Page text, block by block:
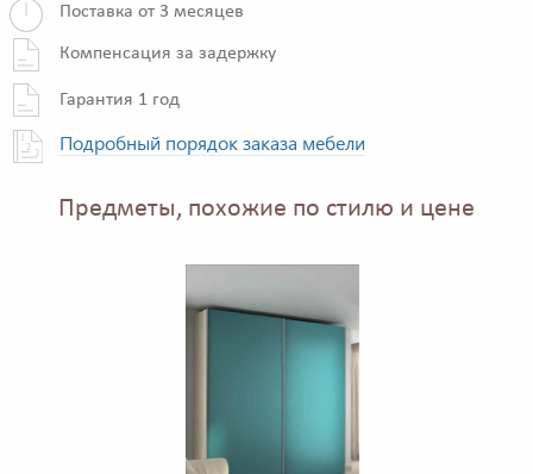
Поставка от 3 месяцев
Компенсация за задержку
Гарантия 1 год
Подробный порядок заказа мебели
Предметы, похожие по стилю и цене